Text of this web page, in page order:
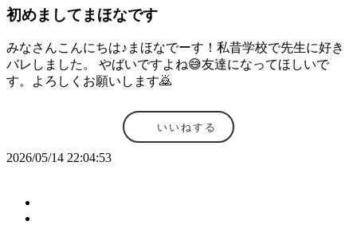
初めましてまほなです
みなさんこんにちは♪まほなでーす！私昔学校で先生に好き
バレしました。 やばいですよね😅友達になってほしいで
す。よろしくお願いします🙇
いいねする
2026/05/14 22:04:53